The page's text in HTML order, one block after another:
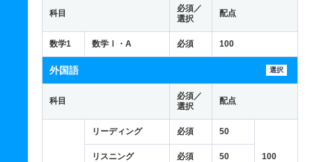
科目
必須／
選択
配点
数学1 数学Ⅰ・A 必須 100
外国語 選択
科目
必須／
選択
配点
リーディング 必須 50
100
リスニング 必須 50